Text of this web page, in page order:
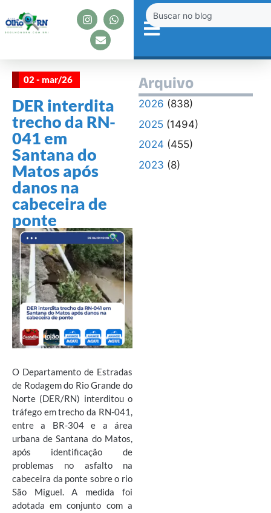
02 - mar/26
DER interdita
trecho da RN-
041 em
Santana do
Matos após
danos na
cabeceira de
ponte
O Departamento de Estradas
de Rodagem do Rio Grande do
Norte (DER/RN) interditou o
tráfego em trecho da RN-041,
entre a BR-304 e a área
urbana de Santana do Matos,
após identificação de
problemas no asfalto na
cabeceira da ponte sobre o rio
São Miguel. A medida foi
adotada em conjunto com a
Arquivo
2026 (838)
2025(1494)
2024 (455)
2023 (8)